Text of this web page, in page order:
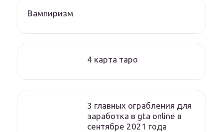
Вампиризм
4 карта таро
3 главных ограбления для
заработка в gta online в
сентябре 2021 года